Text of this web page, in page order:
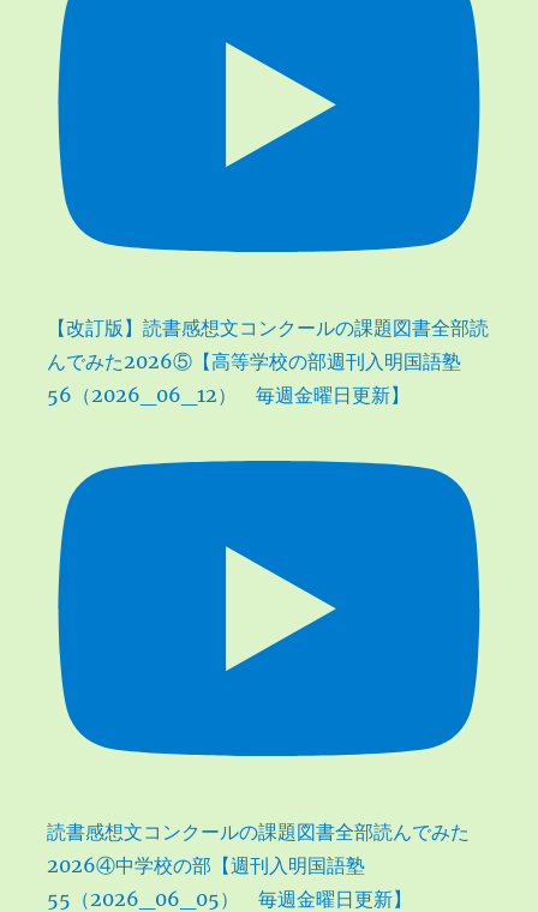
【改訂版】読書感想文コンクールの課題図書全部読
んでみた2026⑤【高等学校の部週刊入明国語塾
56（2026_06_12） 毎週金曜日更新】
読書感想文コンクールの課題図書全部読んでみた
2026④中学校の部【週刊入明国語塾
55（2026_06_05） 毎週金曜日更新】